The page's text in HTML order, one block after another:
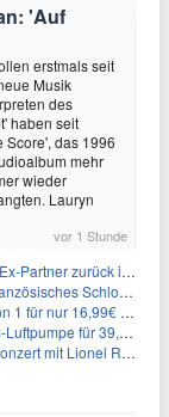
'Auf
erstmals seit
Musik
des
haben seit
Score', das 1996
mehr
wieder
Lauryn
vor 1 Stunde
zurück ins Haus geholt
Schloss verkaufen?
16,99€ inkl. Versand
für 39,99€
nach medizinischem Notfall